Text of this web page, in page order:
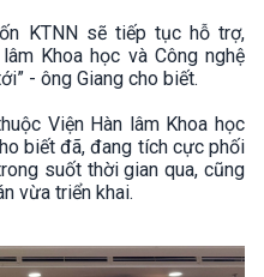
KTNN sẽ tiếp tục hỗ trợ,
Khoa học và Công nghệ
- ông Giang cho biết.
Viện Hàn lâm Khoa học
biết đã, đang tích cực phối
suốt thời gian qua, cũng
vừa triển khai.